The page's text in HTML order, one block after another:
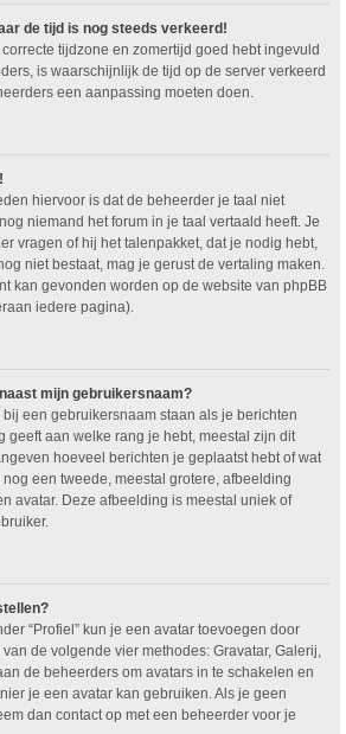
de tijd is nog steeds verkeerd!
tijdzone en zomertijd goed hebt ingevuld
is waarschijnlijk de tijd op de server verkeerd
een aanpassing moeten doen.
hiervoor is dat de beheerder je taal niet
niemand het forum in je taal vertaald heeft. Je
vragen of hij het talenpakket, dat je nodig hebt,
niet bestaat, mag je gerust de vertaling maken.
kan gevonden worden op de website van phpBB
iedere pagina).
mijn gebruikersnaam?
een gebruikersnaam staan als je berichten
geeft aan welke rang je hebt, meestal zijn dit
hoeveel berichten je geplaatst hebt of wat
een tweede, meestal grotere, afbeelding
avatar. Deze afbeelding is meestal uniek of
“Profiel” kun je een avatar toevoegen door
de volgende vier methodes: Gravatar, Galerij,
de beheerders om avatars in te schakelen en
je een avatar kan gebruiken. Als je geen
dan contact op met een beheerder voor je